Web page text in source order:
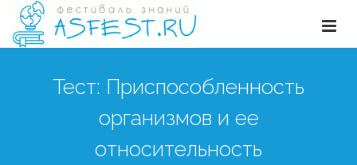
Тест: Приспособленность
организмов и ее
относительность